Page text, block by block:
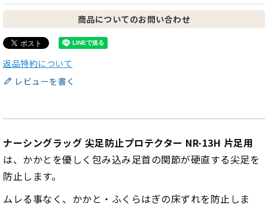
商品についてのお問い合わせ
返品特約について
レビューを書く
ナーシングラッグ 尖足防止プロテクター NR-13H 片足用
は、かかとを優しく包み込み足首の関節が硬直する尖足を
防止します。
ムレる事なく、かかと・ふくらはぎの床ずれを防止しま